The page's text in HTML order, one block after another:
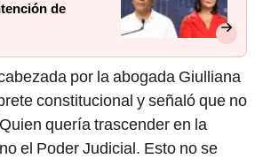
de
por la abogada Giulliana
constitucional y señaló que no
quería trascender en la
el Poder Judicial. Esto no se